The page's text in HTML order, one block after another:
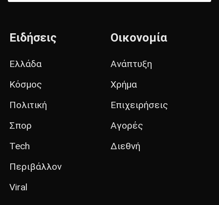
Ειδήσεις
Ελλάδα
Κόσμος
Πολιτική
Σπορ
Tech
Περιβάλλον
Viral
Οικονομία
Ανάπτυξη
Χρήμα
Επιχειρήσεις
Αγορές
Διεθνή